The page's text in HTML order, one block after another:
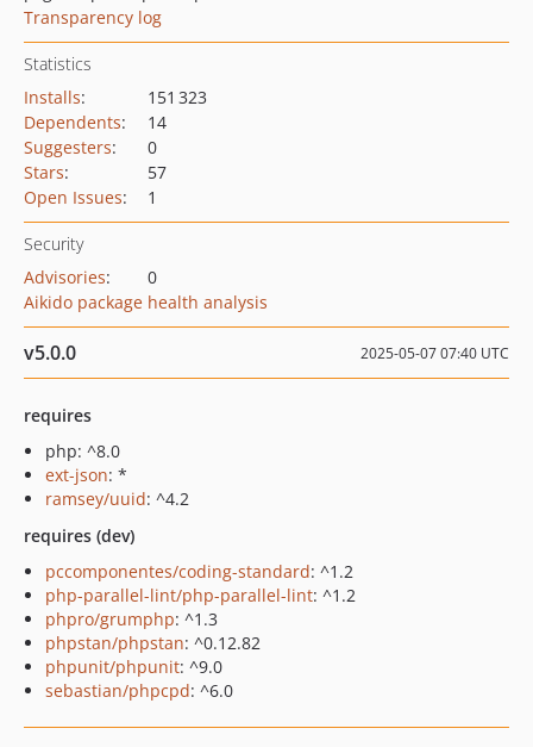
Transparency log
Statistics
Installs:
151 323
Dependents:
14
Suggesters:
0
Stars:
57
Open Issues: 1
Security
Advisories:
0
Aikido package health analysis
v5.0.0 2025-05-07 07:40 UTC
requires
php: ^8.0
ext-json: *
ramsey/uuid: ^4.2
requires (dev)
pccomponentes/coding-standard: ^1.2
php-parallel-lint/php-parallel-lint: ^1.2
phpro/grumphp: ^1.3
phpstan/phpstan: ^0.12.82
phpunit/phpunit: ^9.0
sebastian/phpcpd: ^6.0